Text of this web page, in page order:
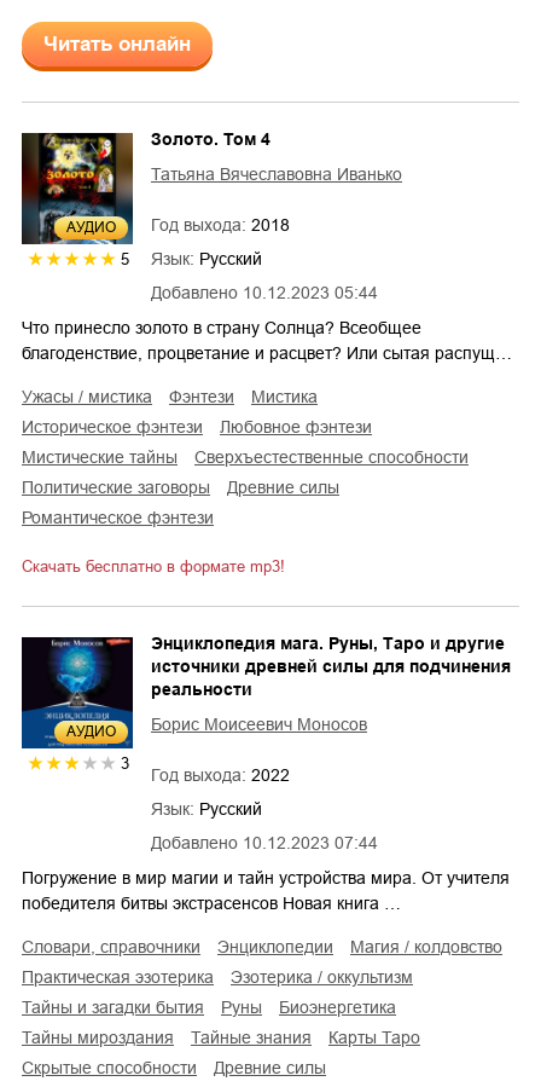
Читать онлайн
AУДИО
5
Добавлено 10.12.2023 05:44
Золото. Том 4
Татьяна Вячеславовна Иванько
Год выхода: 2018
Язык: Русский
Что принесло золото в страну Солнца? Всеобщее
благоденствие, процветание и расцвет? Или сытая распущ…
ужасы / мистика фэнтези
мистика
историческое фэнтези
любовное фэнтези
мистические тайны
сверхъестественные способности
политические заговоры
древние силы
романтическое фэнтези
Скачать бесплатно в формате mp3!
AУДИО
3
Добавлено 10.12.2023 07:44
Энциклопедия мага. Руны, Таро и другие
источники древней силы для подчинения
реальности
Борис Моисеевич Моносов
Год выхода: 2022
Язык: Русский
Погружение в мир магии и тайн устройства мира. От учителя
победителя битвы экстрасенсов Новая книга …
словари, справочники энциклопедии
магия / колдовство
практическая эзотерика
эзотерика / оккультизм
тайны и загадки бытия
руны
биоэнергетика
тайны мироздания
тайные знания
карты Таро
скрытые способности
древние силы